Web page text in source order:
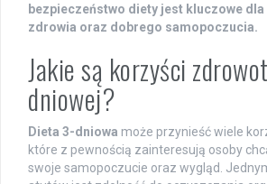
bezpieczeństwo diety jest kluczowe dla
zdrowia oraz dobrego samopoczucia.
Jakie są korzyści
dniowej?
Dieta 3-dniowa może przynieść wiele
które z pewnością zainteresują osoby
swoje samopoczucie oraz wygląd.